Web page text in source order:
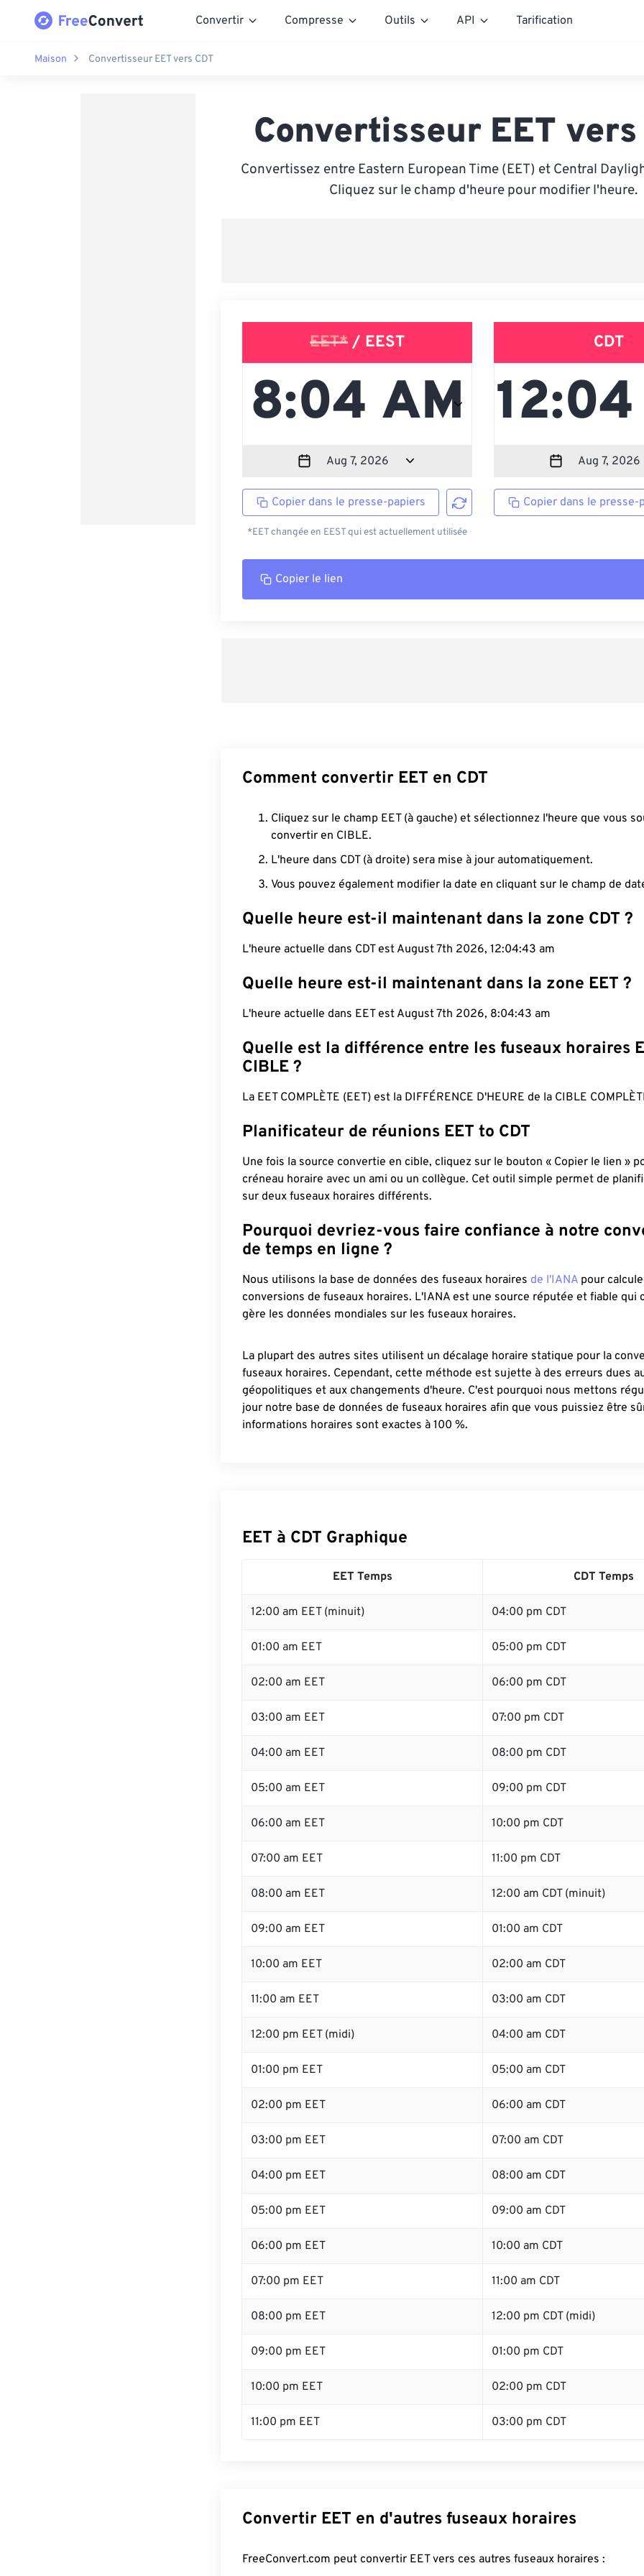
Convertir Compresse Outils API Tarification
Maison Convertisseur EET vers CDT
Convertisseur EET vers
Convertissez entre Eastern European Time (EET) et Central
Cliquez sur le champ d'heure pour modifier l'heure.
EET* / EEST
Copier dans le presse-papiers
*EET changée en EEST qui est actuellement utilisée
CDT
Copier dans le presse-
Copier le lien
Comment convertir EET en CDT
Cliquez sur le champ EET (à gauche) et sélectionnez l'heure que vous
convertir en CIBLE.
L'heure dans CDT (à droite) sera mise à jour automatiquement.
Vous pouvez également modifier la date en cliquant sur le champ de
Quelle heure est-il maintenant dans la zone CDT ?
L'heure actuelle dans CDT est August 7th 2026, 12:04:44 am
Quelle heure est-il maintenant dans la zone EET ?
L'heure actuelle dans EET est August 7th 2026, 8:04:44 am
Quelle est la différence entre les fuseaux horaires
CIBLE ?
La EET COMPLÈTE (EET) est la DIFFÉRENCE D'HEURE de la CIBLE
Planificateur de réunions EET to CDT
Une fois la source convertie en cible, cliquez sur le bouton « Copier le lien »
créneau horaire avec un ami ou un collègue. Cet outil simple permet de
sur deux fuseaux horaires différents.
Pourquoi devriez-vous faire confiance à notre
de temps en ligne ?
Nous utilisons la base de données des fuseaux horaires de l'IANA pour
conversions de fuseaux horaires. L'IANA est une source réputée et fiable qui
gère les données mondiales sur les fuseaux horaires.
La plupart des autres sites utilisent un décalage horaire statique pour la
fuseaux horaires. Cependant, cette méthode est sujette à des erreurs dues
géopolitiques et aux changements d'heure. C'est pourquoi nous mettons
jour notre base de données de fuseaux horaires afin que vous puissiez être
informations horaires sont exactes à 100 %.
EET à CDT Graphique
EET Temps CDT Temps
12:00 am EET (minuit) 04:00 pm CDT
01:00 am EET 05:00 pm CDT
02:00 am EET 06:00 pm CDT
03:00 am EET 07:00 pm CDT
04:00 am EET 08:00 pm CDT
05:00 am EET 09:00 pm CDT
06:00 am EET 10:00 pm CDT
07:00 am EET 11:00 pm CDT
08:00 am EET 12:00 am CDT (minuit)
09:00 am EET 01:00 am CDT
10:00 am EET 02:00 am CDT
11:00 am EET 03:00 am CDT
12:00 pm EET (midi) 04:00 am CDT
01:00 pm EET 05:00 am CDT
02:00 pm EET 06:00 am CDT
03:00 pm EET 07:00 am CDT
04:00 pm EET 08:00 am CDT
05:00 pm EET 09:00 am CDT
06:00 pm EET 10:00 am CDT
07:00 pm EET 11:00 am CDT
08:00 pm EET 12:00 pm CDT (midi)
09:00 pm EET 01:00 pm CDT
10:00 pm EET 02:00 pm CDT
11:00 pm EET 03:00 pm CDT
Convertir EET en d'autres fuseaux horaires
FreeConvert.com peut convertir EET vers ces autres fuseaux horaires :